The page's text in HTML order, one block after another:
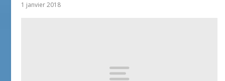
1 janvier 2018